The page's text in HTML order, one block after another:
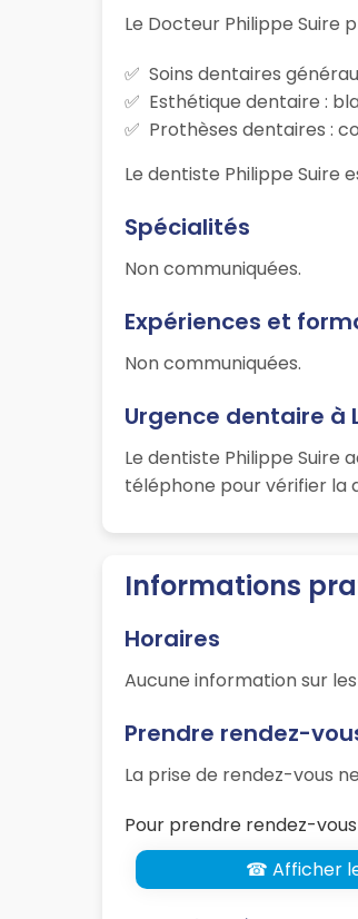
Le Docteur Philippe Suire
Soins dentaires
Esthétique dentaire :
Prothèses dentaires :
Le dentiste Philippe
Spécialités
Non communiquées.
Expériences et
Non communiquées.
Urgence dentaire à
Le dentiste Philippe
téléphone pour vérifier la
Informations
Horaires
Aucune information sur
Prendre rendez-
La prise de rendez-vous
Pour prendre rendez-
☎ Afficher